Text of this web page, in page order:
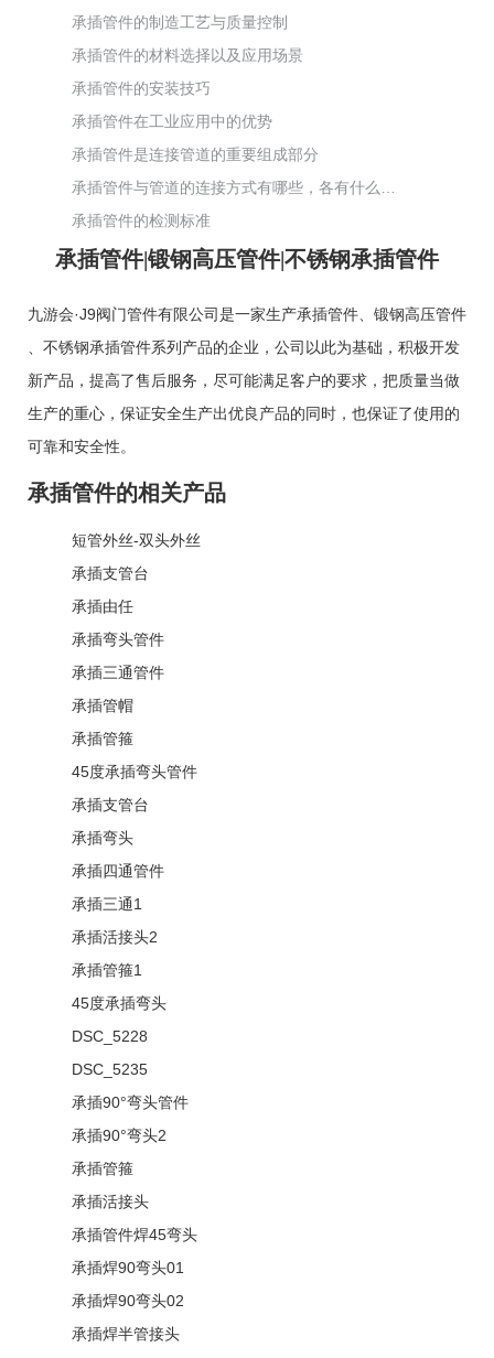
承插管件的制造工艺与质量控制
承插管件的材料选择以及应用场景
承插管件的安装技巧
承插管件在工业应用中的优势
承插管件是连接管道的重要组成部分
承插管件与管道的连接方式有哪些，各有什么特点和适用场景？
承插管件的检测标准
承插管件|锻钢高压管件|不锈钢承插管件
九游会·J9阀门管件有限公司是一家生产承插管件、 锻钢高压管件
、 不锈钢承插管件系列产品的企业，公司以此为基础，积极开发
新产品，提高了售后服务，尽可能满足客户的要求，把质量当做
生产的重心，保证安全生产出优良产品的同时，也保证了使用的
可靠和安全性。
承插管件的相关产品
短管外丝-双头外丝
承插支管台
承插由任
承插弯头管件
承插三通管件
承插管帽
承插管箍
45度承插弯头管件
承插支管台
承插弯头
承插四通管件
承插三通1
承插活接头2
承插管箍1
45度承插弯头
DSC_5228
DSC_5235
承插90°弯头管件
承插90°弯头2
承插管箍
承插活接头
承插管件焊45弯头
承插焊90弯头01
承插焊90弯头02
承插焊半管接头